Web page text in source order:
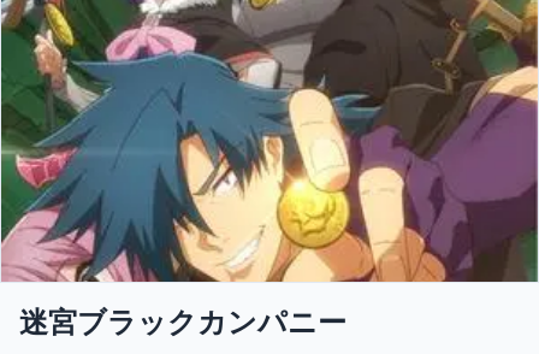
迷宮ブラックカンパニー